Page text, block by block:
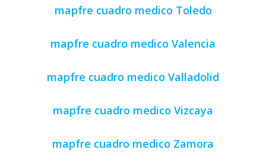
mapfre cuadro medico Toledo
mapfre cuadro medico Valencia
mapfre cuadro medico Valladolid
mapfre cuadro medico Vizcaya
mapfre cuadro medico Zamora